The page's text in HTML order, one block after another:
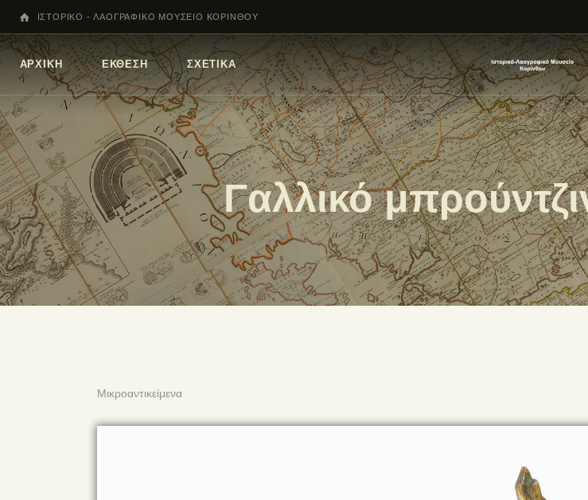
ΙΣΤΟΡΙΚΟ - ΛΑΟΓΡΑΦΙΚΟ ΜΟΥΣΕΙΟ ΚΟΡΙΝΘΟΥ
ΑΡΧΙΚΗ ΕΚΘΕΣΗ ΣΧΕΤΙΚΑ
Γαλλικό
ΕΚΘΕΣΗ
ΣΧΕΤΙΚΑ
ΕΠΙΚΟΙΝΩΝΊΑ
Μικροαντικείμενα